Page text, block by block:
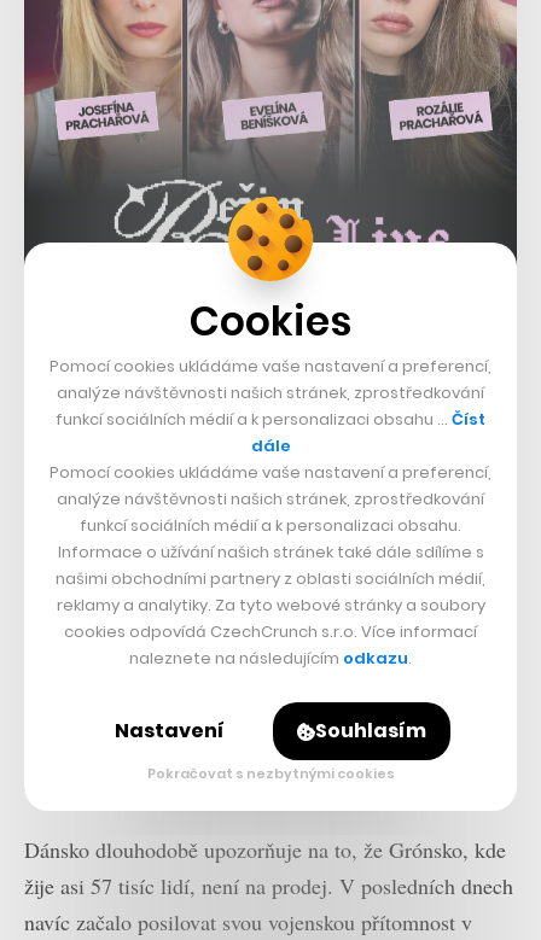
Jak už bylo řečeno, petice je reakcí na Trumpovy
imperialistické tendence. Kromě Grónska chce
americký prezident anektovat i Kanadu, Panamu nebo
Pásmo Gazy. A zdá se, že své výhrůžky myslí vážně.
Grónsko je pro novou vládu USA jednou z nejvyšších
priorit a údajně i otázkou národní bezpečnosti –
Washington dokonce představil návrh na přejmenování
tohoto ostrova. V angličtině by se už neměl jmenovat
Greenland, nýbrž Red, White and Blueland, což má
odkazovat na americkou vlajku.
Dánsko dlouhodobě upozorňuje na to, že Grónsko, kde
žije asi 57 tisíc lidí, není na prodej. V posledních dnech
navíc začalo posilovat svou vojenskou přítomnost v
Cookies
Pomocí cookies ukládáme vaše nastavení a preferencí,
analýze návštěvnosti našich stránek, zprostředkování
funkcí sociálních médií a k personalizaci obsahu … Číst
dále
Pomocí cookies ukládáme vaše nastavení a preferencí,
analýze návštěvnosti našich stránek, zprostředkování
funkcí sociálních médií a k personalizaci obsahu.
Informace o užívání našich stránek také dále sdílíme s
našimi obchodními partnery z oblasti sociálních médií,
reklamy a analytiky. Za tyto webové stránky a soubory
cookies odpovídá CzechCrunch s.r.o. Více informací
naleznete na následujícím odkazu.
Nastavení Souhlasím
Pokračovat s nezbytnými cookies